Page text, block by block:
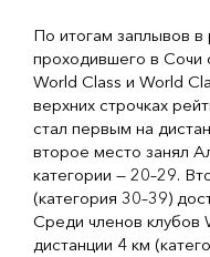
По итогам заплывов
проходившего в Сочи
World Class и World
верхних строчках
стал первым на
второе место занял
категории — 20–29.
(категория 30–39)
Среди членов клубов
дистанции 4 км